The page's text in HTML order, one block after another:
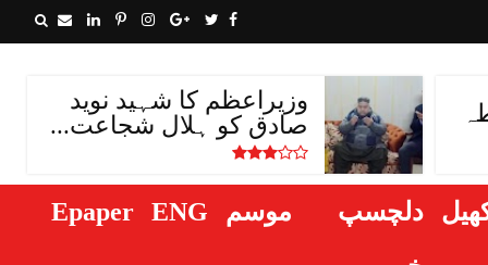
وزیراعظم کا شہید نوید
صادق کو ہلال شجاعت...
دلچسپ
موسم ENG
Epaper